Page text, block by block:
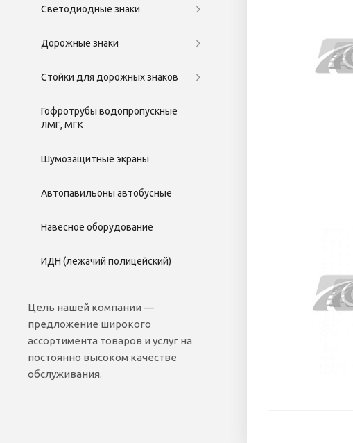
Светодиодные знаки
Дорожные знаки
Стойки для дорожных знаков
Гофротрубы водопропускные
ЛМГ, МГК
Шумозащитные экраны
Автопавильоны автобусные
Навесное оборудование
ИДН (лежачий полицейский)
Цель нашей компании —
предложение широкого
ассортимента товаров и услуг на
постоянно высоком качестве
обслуживания.